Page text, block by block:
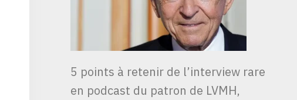
5 points à retenir de l’interview rare
en podcast du patron de LVMH,